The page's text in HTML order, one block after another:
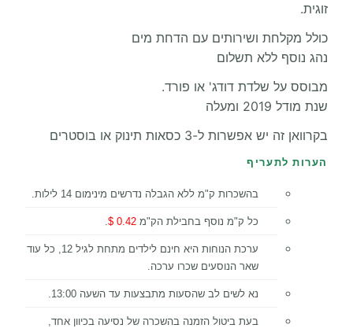
זוגית.
כולל מקלחת ושירותים עם הדחת מים
נהג נוסף ללא תשלום
מבוסס על שלדת דודג' או פורד.
שנת מודל 2019 ומעלה
בקרוואן זה יש אפשרות ל-3 כסאות תינוק או בוסטרים
הערות לתעריף
בהשכרות ק"מ ללא הגבלה נדרשים מינימום 14 לילות.
כל ק"מ נוסף בחבילת הק"מ 0.42 $
.
ערכת הנוחות היא חינם לילדים מתחת לגיל 12, כל עוד
שאר הנוסעים שכרו ערכה.
נא לשים לב שהסעות מתבצעות עד השעה 13:00.
בעת ביטול הזמנה בהשכרה של נסיעה בכיוון אחד,